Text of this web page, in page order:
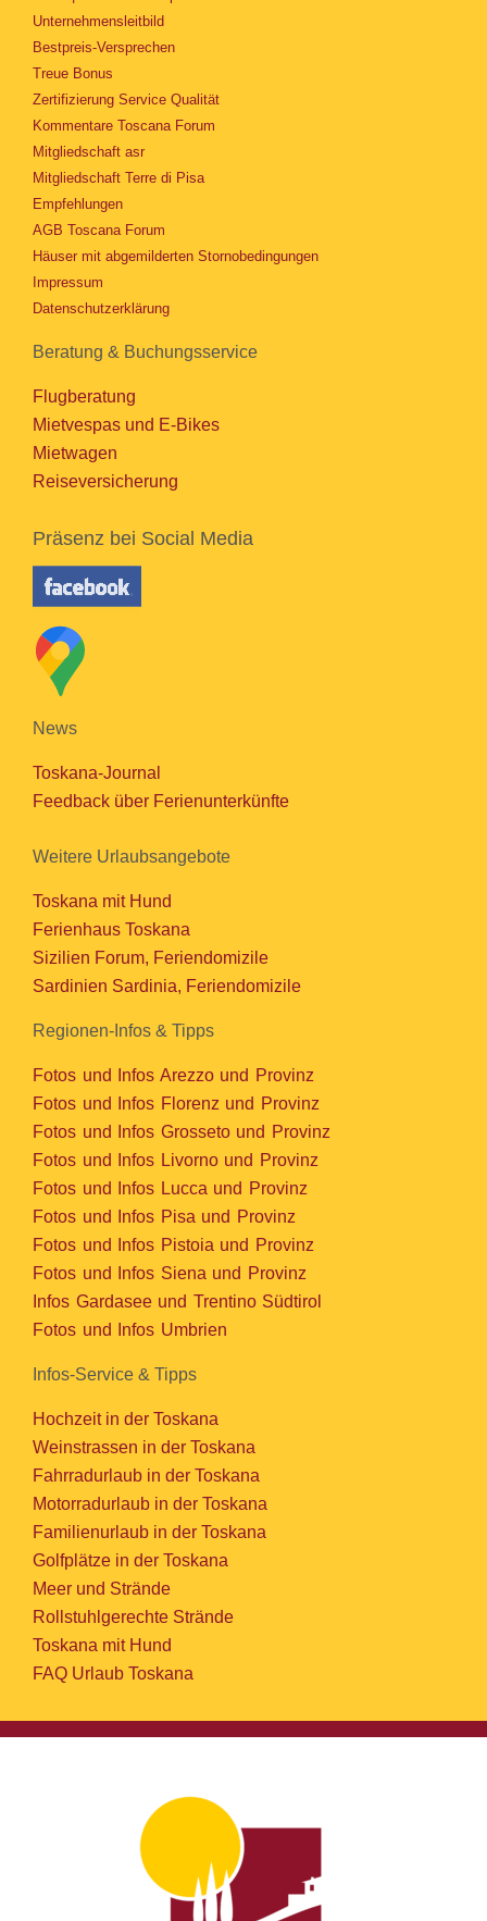
Unternehmensleitbild
Bestpreis-Versprechen
Treue Bonus
Zertifizierung Service Qualität
Kommentare Toscana Forum
Mitgliedschaft asr
Mitgliedschaft Terre di Pisa
Empfehlungen
AGB Toscana Forum
Häuser mit abgemilderten Stornobedingungen
Impressum
Datenschutzerklärung
Beratung & Buchungsservice
Flugberatung
Mietvespas und E-Bikes
Mietwagen
Reiseversicherung
Präsenz bei Social Media
News
Toskana-Journal
Feedback über Ferienunterkünfte
Weitere Urlaubsangebote
Toskana mit Hund
Ferienhaus Toskana
Sizilien Forum, Feriendomizile
Sardinien Sardinia, Feriendomizile
Regionen-Infos & Tipps
Fotos und Infos Arezzo und Provinz
Fotos und Infos Florenz und Provinz
Fotos und Infos Grosseto und Provinz
Fotos und Infos Livorno und Provinz
Fotos und Infos Lucca und Provinz
Fotos und Infos Pisa und Provinz
Fotos und Infos Pistoia und Provinz
Fotos und Infos Siena und Provinz
Infos Gardasee und Trentino Südtirol
Fotos und Infos Umbrien
Infos-Service & Tipps
Hochzeit in der Toskana
Weinstrassen in der Toskana
Fahrradurlaub in der Toskana
Motorradurlaub in der Toskana
Familienurlaub in der Toskana
Golfplätze in der Toskana
Meer und Strände
Rollstuhlgerechte Strände
Toskana mit Hund
FAQ Urlaub Toskana